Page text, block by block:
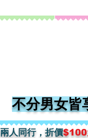
不分男女皆
兩人​同行，折價$100